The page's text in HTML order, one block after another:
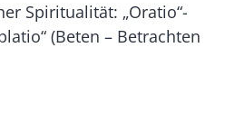
Spiritualität: „Oratio“-
(Beten – Betrachten